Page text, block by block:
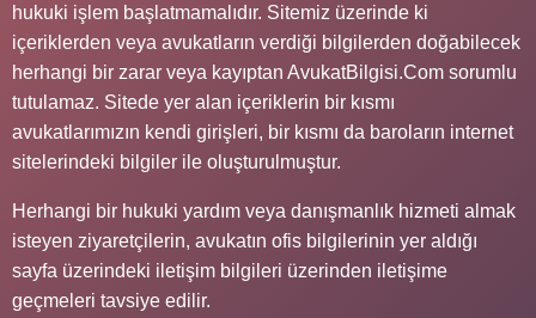
hukuki işlem başlatmamalıdır. Sitemiz üzerinde ki
içeriklerden veya avukatların verdiği bilgilerden doğabilecek
herhangi bir zarar veya kayıptan AvukatBilgisi.Com sorumlu
tutulamaz. Sitede yer alan içeriklerin bir kısmı
avukatlarımızın kendi girişleri, bir kısmı da baroların internet
sitelerindeki bilgiler ile oluşturulmuştur.
Herhangi bir hukuki yardım veya danışmanlık hizmeti almak
isteyen ziyaretçilerin, avukatın ofis bilgilerinin yer aldığı
sayfa üzerindeki iletişim bilgileri üzerinden iletişime
geçmeleri tavsiye edilir.